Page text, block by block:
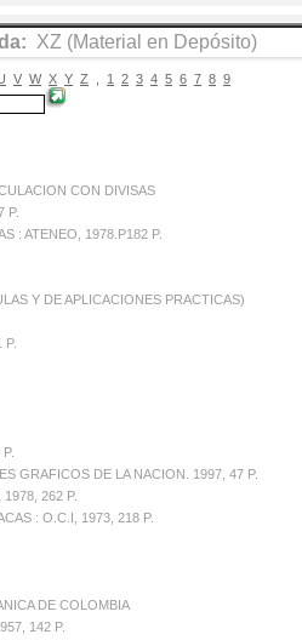
XZ (Material en Depósito)
V W X Y Z 1 2 3 4 5 6 7 8 9
CON DIVISAS
P.
: ATENEO, 1978.P182 P.
Y DE APLICACIONES PRACTICAS)
P.
GRAFICOS DE LA NACION. 1997, 47 P.
262 P.
: O.C.I, 1973, 218 P.
DE COLOMBIA
142 P.